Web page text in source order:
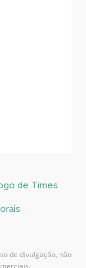
de Times
de divulgação, não